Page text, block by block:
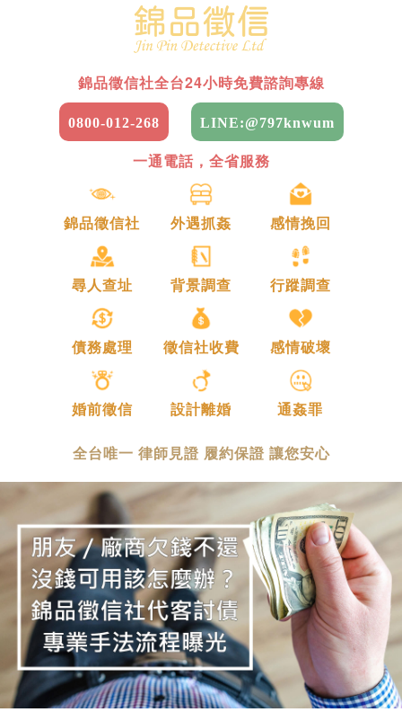
錦品徵信社全台24小時免費諮詢專線
0800-012-268 LINE:@797knwum
一通電話，全省服務
錦品徵信社 外遇抓姦 感情挽回
尋人查址 背景調查 行蹤調查
債務處理 徵信社收費 感情破壞
婚前徵信 設計離婚 通姦罪
全台唯一 律師見證 履約保證 讓您安心